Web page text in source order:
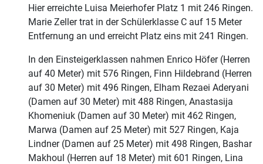
Hier erreichte Luisa Meierhofer Platz 1 mit 246 Ringen.
Marie Zeller trat in der Schülerklasse C auf 15 Meter
Entfernung an und erreicht Platz eins mit 241 Ringen.
In den Einsteigerklassen nahmen Enrico Höfer (Herren
auf 40 Meter) mit 576 Ringen, Finn Hildebrand (Herren
auf 30 Meter) mit 496 Ringen, Elham Rezaei Aderyani
(Damen auf 30 Meter) mit 488 Ringen, Anastasija
Khomeniuk (Damen auf 30 Meter) mit 462 Ringen,
Marwa (Damen auf 25 Meter) mit 527 Ringen, Kaja
Lindner (Damen auf 25 Meter) mit 498 Ringen, Bashar
Makhoul (Herren auf 18 Meter) mit 601 Ringen, Lina